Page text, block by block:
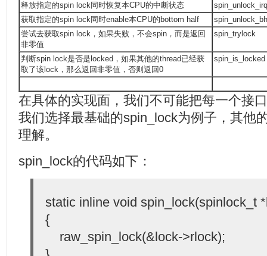
释放指定的spin lock同时恢复本CPU的中断状态
获取指定的spin lock同时enable本CPU的bottom half
spin_unlock_bh
尝试去获取spin lock，如果失败，不会spin，而是返回
非零值
spin_trylock
判断spin lock是否是locked，如果其他的thread已经获
取了该lock，那么返回非零值，否则返回0
spin_is_locked
在具体的实现面，我们不可能把每一个接
我们选择最基础的spin_lock为例子，其他
理解。
spin_lock的代码如下：
static inline void spin_lock(spinlock_t
{
raw_spin_lock(&lock->rlock);